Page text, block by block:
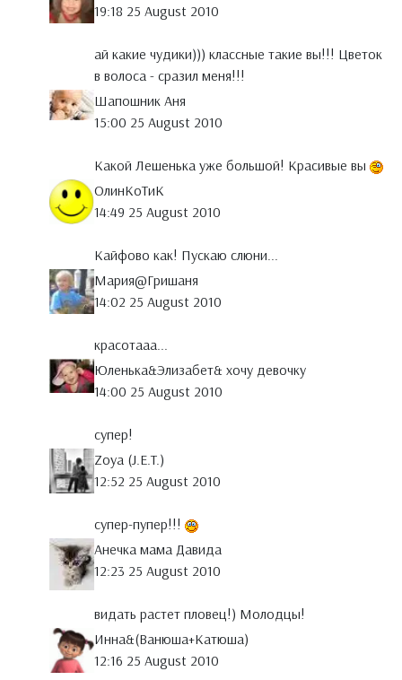
19:18 25 August 2010
ай какие чудики))) классные такие вы!!! Цветок
в волоса - сразил меня!!!
Шапошник Аня
15:00 25 August 2010
Какой Лешенька уже большой! Красивые вы
ОлинКоТиК
14:49 25 August 2010
Кайфово как! Пускаю слюни...
Мария@Гришаня
14:02 25 August 2010
красотааа...
Юленька&Элизабет& хочу девочку
14:00 25 August 2010
супер!
Zoya (J.E.T.)
12:52 25 August 2010
супер-пупер!!!
Анечка мама Давида
12:23 25 August 2010
видать растет пловец!) Молодцы!
Инна&(Ванюша+Катюша)
12:16 25 August 2010